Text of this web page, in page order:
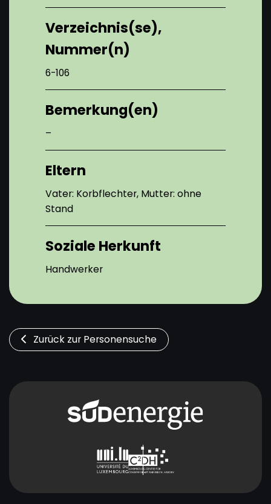
Verzeichnis(se),
Nummer(n)
6-106
Bemerkung(en)
–
Eltern
Vater: Korbflechter, Mutter: ohne
Stand
Soziale Herkunft
Handwerker
Zurück zur Personensuche